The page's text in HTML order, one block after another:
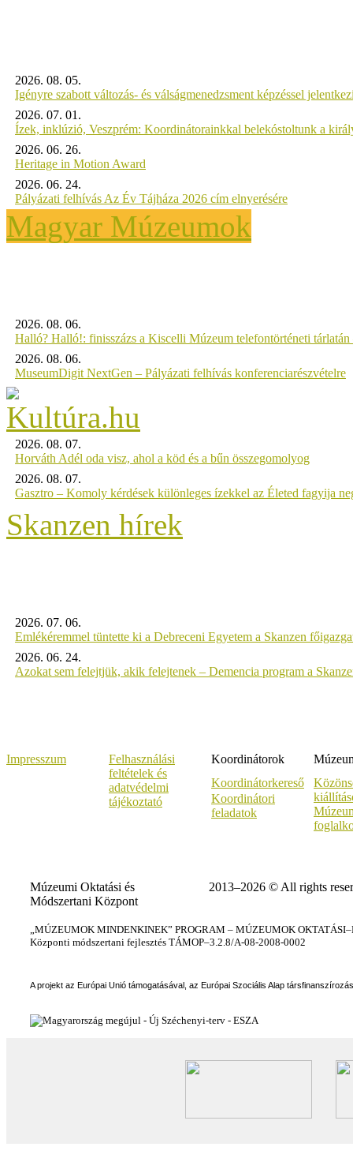
2026. 08. 05.
Igényre szabott változás- és válságmenedzsment képzéssel
2026. 07. 01.
Ízek, inklúzió, Veszprém: Koordinátorainkkal belekóstoltunk a
2026. 06. 26.
Heritage in Motion Award
2026. 06. 24.
Pályázati felhívás Az Év Tájháza 2026 cím elnyerésére
Magyar Múzeumok
2026. 08. 06.
Halló? Halló!: finisszázs a Kiscelli Múzeum telefontörténeti tárlatán
2026. 08. 06.
MuseumDigit NextGen – Pályázati felhívás konferenciarészvételre
2026. 08. 07.
Horváth Adél oda visz, ahol a köd és a bűn összegomolyog
2026. 08. 07.
Gasztro – Komoly kérdések különleges ízekkel az Életed fagyija
Skanzen hírek
2026. 07. 06.
Emlékéremmel tüntette ki a Debreceni Egyetem a Skanzen
2026. 06. 24.
Azokat sem felejtjük, akik felejtenek – Demencia program a
Impresszum
Felhasználási
feltételek és
adatvédelmi
tájékoztató
Koordinátorok
Koordinátorkereső
Koordinátori
feladatok
Múzeumi Oktatási és
Módszertani Központ
2013–2026 © All rights
„MÚZEUMOK MINDENKINEK” PROGRAM – MÚZEUMOK
Központi módszertani fejlesztés TÁMOP–3.2.8/A-08-2008-0002
A projekt az Európai Unió támogatásával, az Európai Szociális Alap